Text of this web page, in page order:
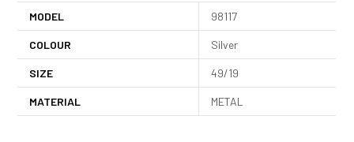
MODEL 98117
COLOUR Silver
SIZE 49/19
MATERIAL METAL